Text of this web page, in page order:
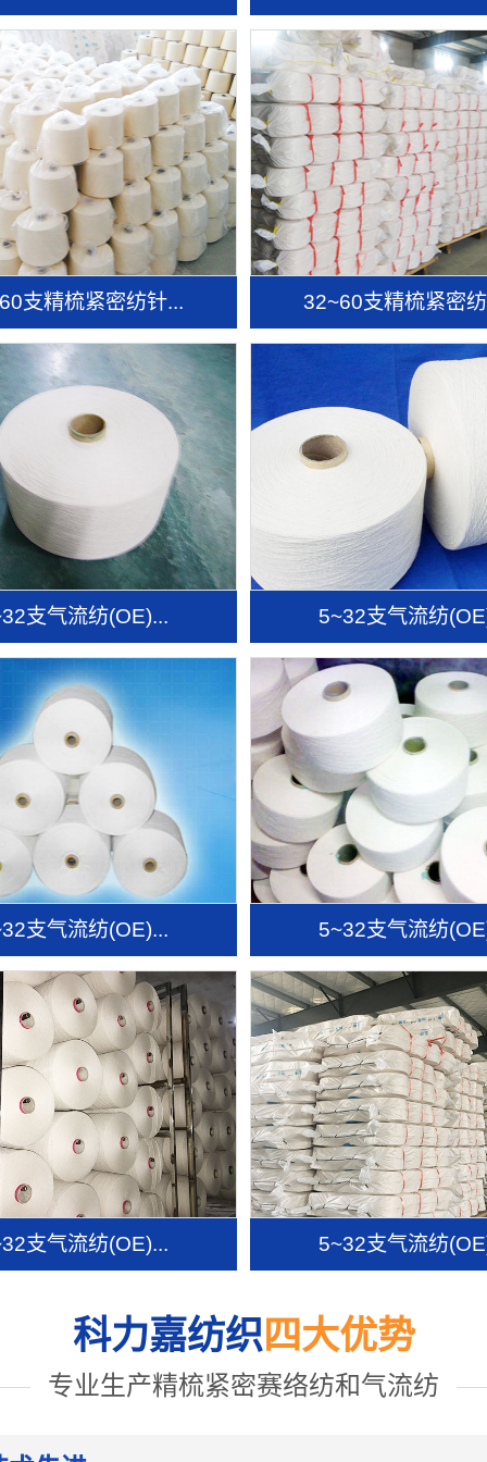
支精梳紧密纺针... 32~60支精梳紧密
支气流纺(OE)... 5~32支气流纺
支气流纺(OE)... 5~32支气流纺
支气流纺(OE)... 5~32支气流纺
科力嘉纺织 四大优势
专业生产精梳紧密赛络纺和气流纺